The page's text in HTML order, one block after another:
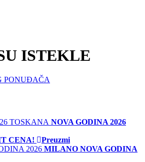
ISTEKLE
PONUĐAČA
NOVA GODINA 2026
CENA!
Preuzmi
MILANO NOVA GODINA